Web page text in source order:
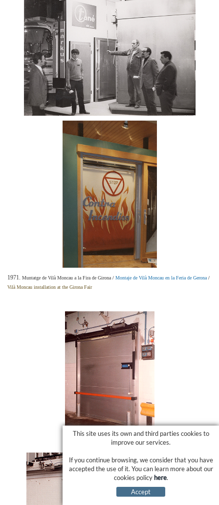
1971. Muntatge de Vilà Moncau a la Fira de Girona / Montaje de Vilà Moncau en la Feria de Gerona /
Vilà Moncau installation at the Girona Fair
This site uses its own and third parties cookies to
improve our services.
If you continue browsing, we consider that you have
accepted the use of it. You can learn more about our
cookies policy here.
Accept